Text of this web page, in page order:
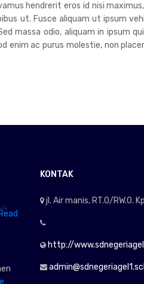
hendrerit eros id nisi
ut. Fusce aliquam ut ipsum
massa odio, aliquam in ipsum
enim ac purus molestie, non
Read
KONTAK
jl. Air manis, RT.0/RW.0.
http://